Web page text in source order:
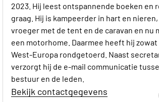
2023. Hij leest ontspannende boeken en
graag. Hij is kampeerder in hart en nieren,
vroeger met de tent en de caravan en nu
een motorhome. Daarmee heeft hij zowat
West-Europa rondgetoerd. Naast
verzorgt hij de e-mail communicatie
bestuur en de leden.
Bekijk contactgegevens